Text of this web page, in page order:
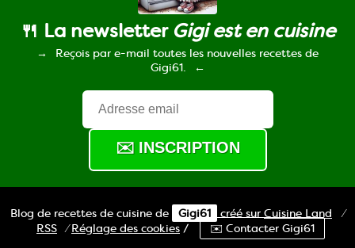
🍴 La newsletter Gigi est en cuisine
Reçois par e-mail toutes les nouvelles recettes de
Gigi61.
Blog de recettes de cuisine de Gigi61 créé sur Cuisine Land
⁄
RSS ⁄Réglage des cookies / ✉️ Contacter Gigi61